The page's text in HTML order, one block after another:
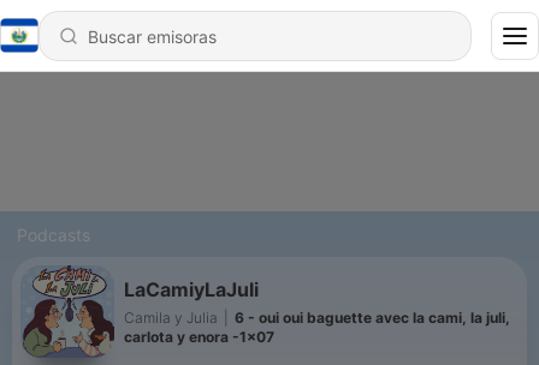
Podcasts
LaCamiyLaJuli
Camila y Julia
6 - oui oui baguette avec la cami, la juli,
carlota y enora -1x07